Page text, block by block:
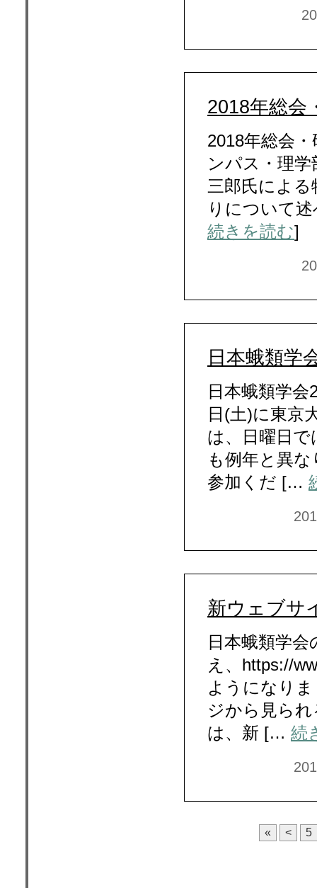
2018年総会
2018年総会
ンパス・理
三郎氏によ
りについて
続きを読む]
日本蛾類学
日本蛾類学
日(土)に東京
は、日曜日で
も例年と異
参加くだ […
新ウェブサ
日本蛾類学
え、https://
ようになり
ジから見ら
は、新 [… 続
« < 5